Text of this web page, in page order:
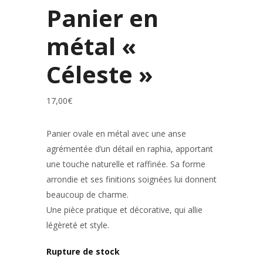
Panier en
métal «
Céleste »
17,00€
Panier ovale en métal avec une anse
agrémentée d’un détail en raphia, apportant
une touche naturelle et raffinée. Sa forme
arrondie et ses finitions soignées lui donnent
beaucoup de charme.
Une pièce pratique et décorative, qui allie
légèreté et style.
Rupture de stock